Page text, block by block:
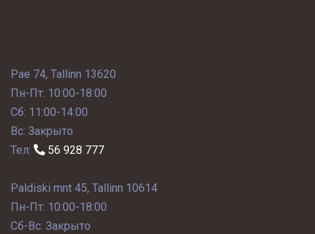
Pae 74, Tallinn 13620
Пн-Пт: 10:00-18:00
Сб: 11:00-14:00
Вс: Закрыто
Тел:
56 928 777
Paldiski mnt 45, Tallinn 10614
Пн-Пт: 10:00-18:00
Сб-Вс: Закрыто